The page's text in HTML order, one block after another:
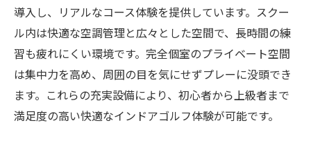
導入し、リアルなコース体験を提供しています。スクー
ル内は快適な空調管理と広々とした空間で、長時間の練
習も疲れにくい環境です。完全個室のプライベート空間
は集中力を高め、周囲の目を気にせずプレーに没頭でき
ます。これらの充実設備により、初心者から上級者まで
満足度の高い快適なインドアゴルフ体験が可能です。